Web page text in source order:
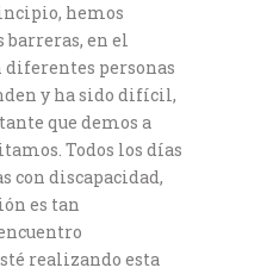
hemos
en el
diferentes personas
y ha sido difícil,
que demos a
Todos los días
con discapacidad,
es tan
realizando esta